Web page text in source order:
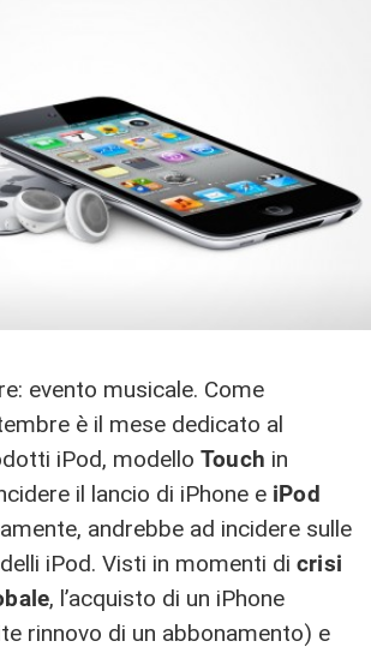
evento musicale. Come
è il mese dedicato al
iPod, modello Touch in
il lancio di iPhone e iPod
andrebbe ad incidere sulle
iPod. Visti in momenti di crisi
, l’acquisto di un iPhone
rinnovo di un abbonamento) e